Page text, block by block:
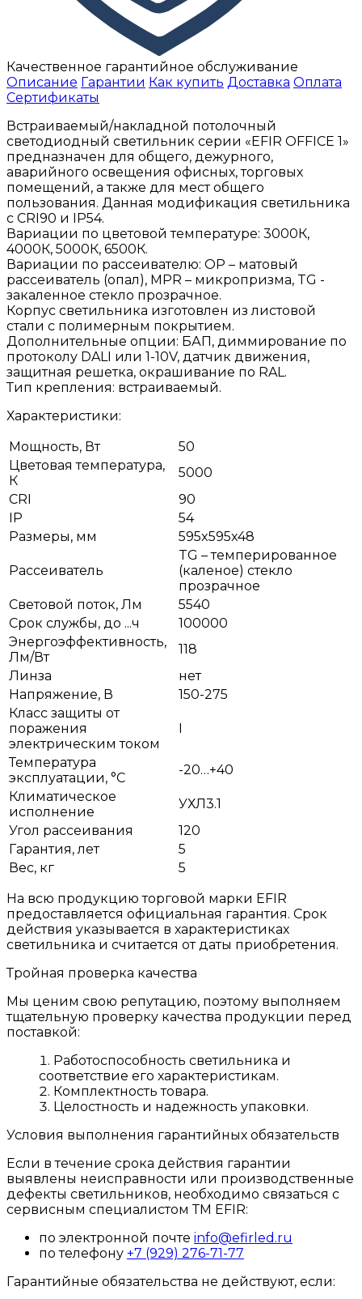
Качественное гарантийное обслуживание
Описание Гарантии Как купить Доставка Оплата
Сертификаты
Встраиваемый/накладной потолочный
светодиодный светильник серии «EFIR OFFICE 1»
предназначен для общего, дежурного,
аварийного освещения офисных, торговых
помещений, а также для мест общего
пользования. Данная модификация светильника
с CRI90 и IP54.
Вариации по цветовой температуре: 3000К,
4000К, 5000К, 6500К.
Вариации по рассеивателю: OP – матовый
рассеиватель (опал), МPR – микропризма, TG -
закаленное стекло прозрачное.
Корпус светильника изготовлен из листовой
стали с полимерным покрытием.
Дополнительные опции: БАП, диммирование по
протоколу DALI или 1-10V, датчик движения,
защитная решетка, окрашивание по RAL.
Тип крепления: встраиваемый.
Характеристики:
Мощность, Вт
50
Цветовая температура,
К
5000
CRI
90
IP
54
Размеры, мм
595x595x48
Рассеиватель
TG – темперированное
(каленое) стекло
прозрачное
Световой поток, Лм
5540
Срок службы, до ...ч
100000
Энергоэффективность,
Лм/Вт
118
Линза
нет
Напряжение, В
150-275
Класс защиты от
поражения
электрическим током
I
Температура
эксплуатации, °С
-20…+40
Климатическое
исполнение
УХЛ3.1
Угол рассеивания
120
Гарантия, лет
5
Вес, кг
5
На всю продукцию торговой марки EFIR
предоставляется официальная гарантия. Срок
действия указывается в характеристиках
светильника и считается от даты приобретения.
Тройная проверка качества
Мы ценим свою репутацию, поэтому выполняем
тщательную проверку качества продукции перед
поставкой:
Работоспособность светильника и
соответствие его характеристикам.
Комплектность товара.
Целостность и надежность упаковки.
Условия выполнения гарантийных обязательств
Если в течение срока действия гарантии
выявлены неисправности или производственные
дефекты светильников, необходимо связаться с
сервисным специалистом ТМ EFIR:
по электронной почте info@efirled.ru
по телефону +7 (929) 276-71-77
Гарантийные обязательства не действуют, если: